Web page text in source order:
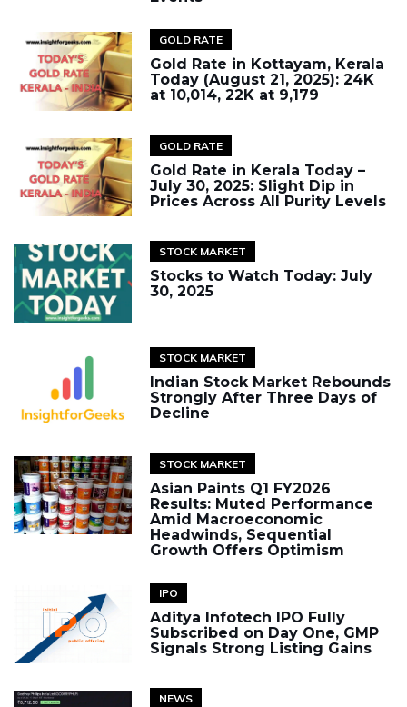
GOLD RATE
Gold Rate in Kottayam, Kerala
Today (August 21, 2025): 24K
at ₹10,014, 22K at ₹9,179
GOLD RATE
Gold Rate in Kerala Today –
July 30, 2025: Slight Dip in
Prices Across All Purity Levels
STOCK MARKET
Stocks to Watch Today: July
30, 2025
STOCK MARKET
Indian Stock Market Rebounds
Strongly After Three Days of
Decline
STOCK MARKET
Asian Paints Q1 FY2026
Results: Muted Performance
Amid Macroeconomic
Headwinds, Sequential
Growth Offers Optimism
IPO
Aditya Infotech IPO Fully
Subscribed on Day One, GMP
Signals Strong Listing Gains
NEWS